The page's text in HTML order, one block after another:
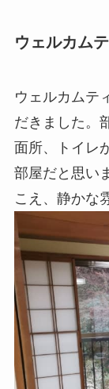
ウェルカム
ウェルカムテ
だきました。
面所、トイレ
部屋だと思い
こえ、静かな